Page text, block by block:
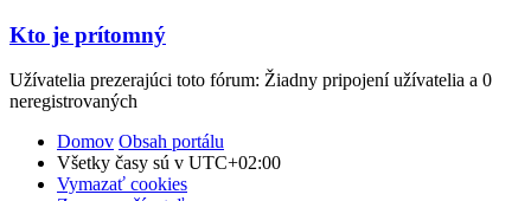
Kto je prítomný
Užívatelia prezerajúci toto fórum: Žiadny pripojení užívatelia a 0
neregistrovaných
Domov Obsah portálu
Všetky časy sú v UTC+02:00
Vymazať cookies